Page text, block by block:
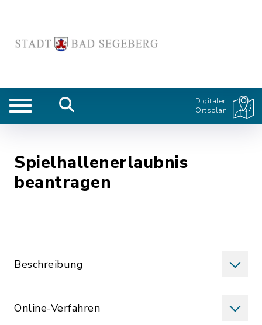
Digitaler
Ortsplan
Spielhallenerlaubnis
beantragen
Beschreibung
Online-Verfahren